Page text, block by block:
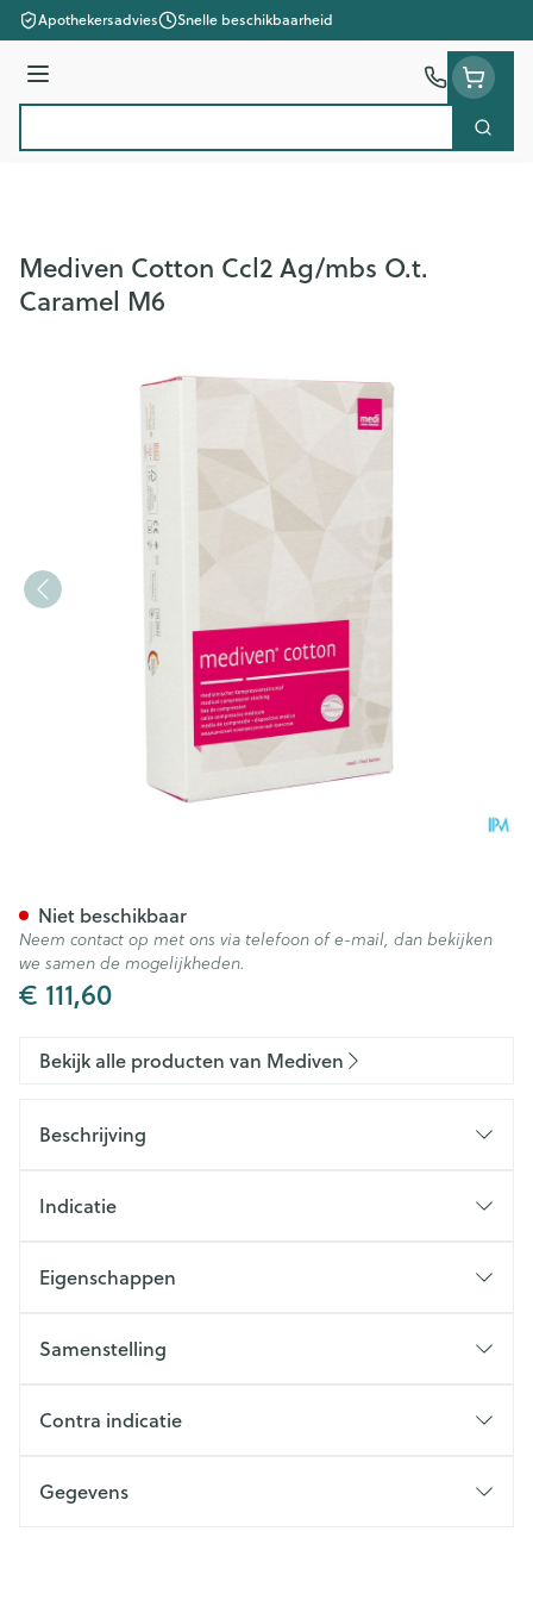
Ga naar de inhoud
Apothekersadvies Snelle beschikbaarheid
Menu
Zoek
Mediven Cotton Ccl2 Ag/mbs O.t.
Caramel M6
€ 111,60
Niet beschikbaar
Neem contact op met ons via telefoon of e-mail, dan bekijken
we samen de mogelijkheden.
Bekijk alle producten van Mediven
Beschrijving
Indicatie
Eigenschappen
Samenstelling
Contra indicatie
Gegevens